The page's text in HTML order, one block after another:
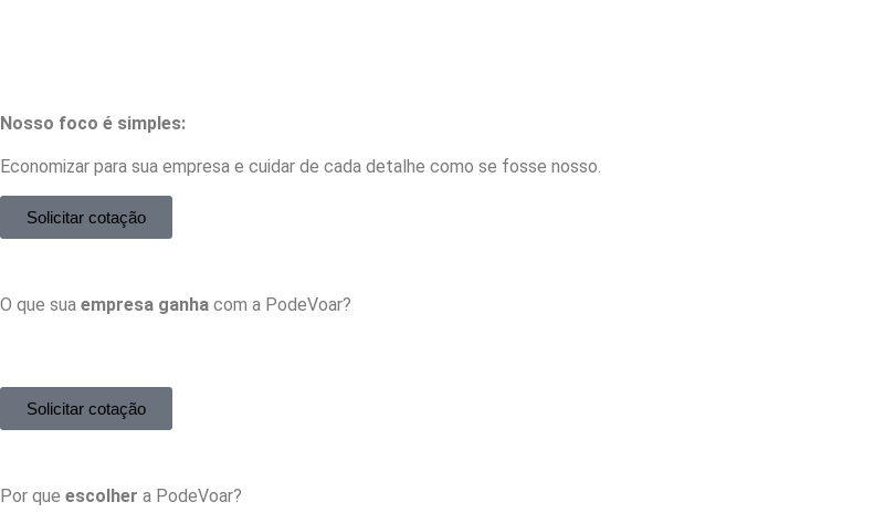
Nosso foco é simples:
Economizar para sua empresa e cuidar de cada detalhe como se fosse nosso.
Solicitar cotação
O que sua empresa ganha com a PodeVoar?
Solicitar cotação
Por que escolher a PodeVoar?